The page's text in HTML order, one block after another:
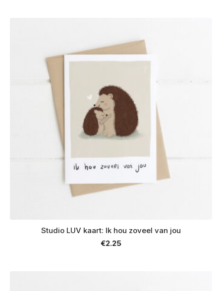
Studio LUV kaart: Ik hou zoveel van jou
€2.25